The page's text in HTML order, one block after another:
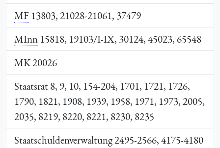
MF 13803, 21028-21061, 37479
MInn 15818, 19103/I-IX, 30124, 45023, 65548
MK 20026
Staatsrat 8, 9, 10, 154-204, 1701, 1721, 1726,
1790, 1821, 1908, 1939, 1958, 1971, 1973, 2005,
2035, 8219, 8220, 8221, 8230, 8235
Staatschuldenverwaltung 2495-2566, 4175-4180